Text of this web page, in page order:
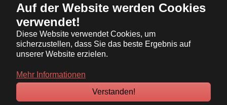
Auf der Website werden Cookies
verwendet!
Diese Website verwendet Cookies, um
sicherzustellen, dass Sie das beste Ergebnis auf
unserer Website erzielen.
Mehr Informationen
Verstanden!
Vereine
Interaktive Karte
Bürgerservice Online
Ratsinformationssystem
© Ensdorf.de 2026